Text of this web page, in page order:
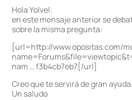
Hola Yolvel:
en este mensaje anterior se
sobre la misma pregunta:
[url=http://www.opositas.com/
nam … f3b4cb7eb7[/url]
Creo que te servirá de gran ayuda.
Un saludo